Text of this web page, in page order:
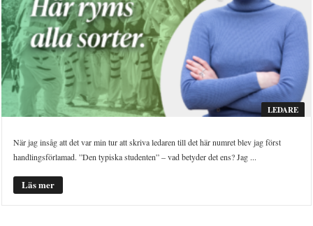
LEDARE
När jag insåg att det var min tur att skriva ledaren till det här numret blev jag först
handlingsförlamad. ”Den typiska studenten” – vad betyder det ens? Jag ...
Läs mer